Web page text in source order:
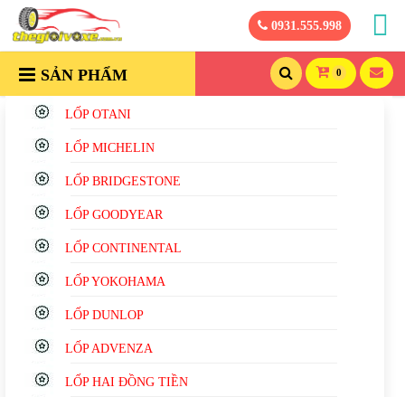
0931.555.998
SẢN PHẨM 0
LỐP OTANI
LỐP MICHELIN
LỐP BRIDGESTONE
LỐP GOODYEAR
LỐP CONTINENTAL
LỐP YOKOHAMA
LỐP DUNLOP
LỐP ADVENZA
LỐP HAI ĐỒNG TIỀN